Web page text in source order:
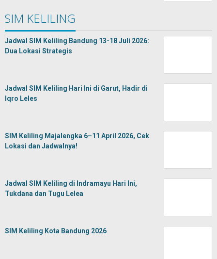
SIM KELILING
Jadwal SIM Keliling Bandung 13-18 Juli 2026:
Dua Lokasi Strategis
Jadwal SIM Keliling Hari Ini di Garut, Hadir di
Iqro Leles
SIM Keliling Majalengka 6–11 April 2026, Cek
Lokasi dan Jadwalnya!
Jadwal SIM Keliling di Indramayu Hari Ini,
Tukdana dan Tugu Lelea
SIM Keliling Kota Bandung 2026